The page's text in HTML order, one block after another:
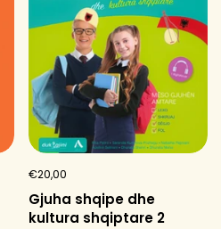
€20,00
Gjuha shqipe dhe
kultura shqiptare 2